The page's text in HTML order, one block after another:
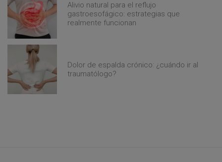
Alivio natural para el reflujo
gastroesofágico: estrategias que
realmente funcionan
Dolor de espalda crónico: ¿cuándo ir al
traumatólogo?